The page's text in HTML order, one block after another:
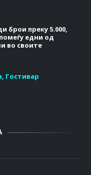
преку 5.000,
едни од
во своите
Гостивар